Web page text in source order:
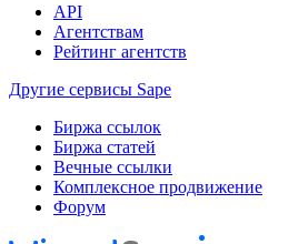
API
Агентствам
Рейтинг агентств
Другие сервисы Sape
Биржа ссылок
Биржа статей
Вечные ссылки
Комплексное продвижение
Форум